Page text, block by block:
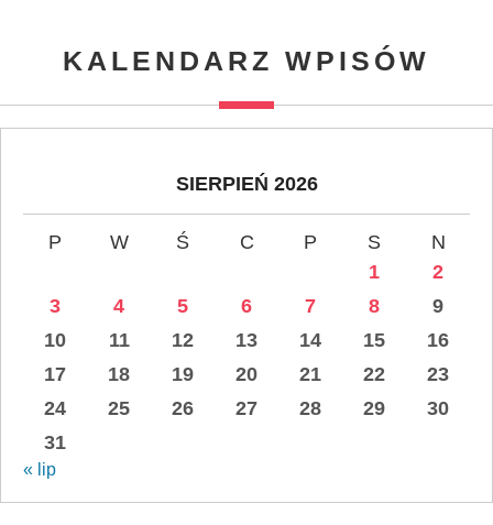
KALENDARZ WPISÓW
SIERPIEŃ 2026
P W Ś C P S
N
1
2
3
4 5 6 7 8
9
10
11 12 13 14 15
16
17
18 19 20 21 22
23
24
25 26 27 28 29
30
31
« lip